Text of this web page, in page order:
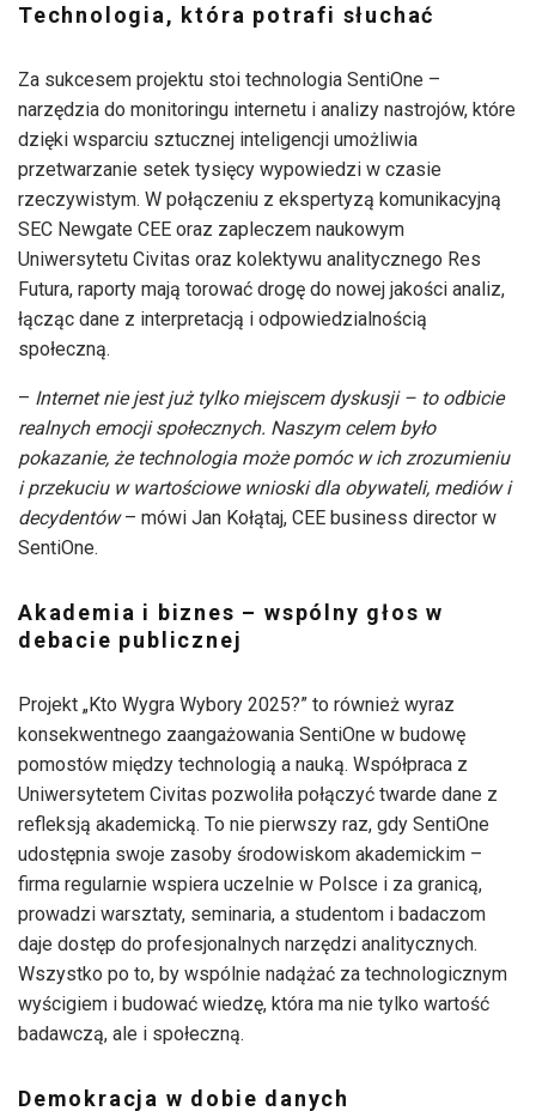
Technologia, która potrafi słuchać
Za sukcesem projektu stoi technologia SentiOne –
narzędzia do monitoringu internetu i analizy nastrojów, które
dzięki wsparciu sztucznej inteligencji umożliwia
przetwarzanie setek tysięcy wypowiedzi w czasie
rzeczywistym. W połączeniu z ekspertyzą komunikacyjną
SEC Newgate CEE oraz zapleczem naukowym
Uniwersytetu Civitas oraz kolektywu analitycznego Res
Futura, raporty mają torować drogę do nowej jakości analiz,
łącząc dane z interpretacją i odpowiedzialnością
społeczną.
– Internet nie jest już tylko miejscem dyskusji – to odbicie
realnych emocji społecznych. Naszym celem było
pokazanie, że technologia może pomóc w ich zrozumieniu
i przekuciu w wartościowe wnioski dla obywateli, mediów i
decydentów– mówi Jan Kołątaj, CEE business director w
SentiOne.
Akademia i biznes – wspólny głos w
debacie publicznej
Projekt „Kto Wygra Wybory 2025?” to również wyraz
konsekwentnego zaangażowania SentiOne w budowę
pomostów między technologią a nauką. Współpraca z
Uniwersytetem Civitas pozwoliła połączyć twarde dane z
refleksją akademicką. To nie pierwszy raz, gdy SentiOne
udostępnia swoje zasoby środowiskom akademickim –
firma regularnie wspiera uczelnie w Polsce i za granicą,
prowadzi warsztaty, seminaria, a studentom i badaczom
daje dostęp do profesjonalnych narzędzi analitycznych.
Wszystko po to, by wspólnie nadążać za technologicznym
wyścigiem i budować wiedzę, która ma nie tylko wartość
badawczą, ale i społeczną.
Demokracja w dobie danych